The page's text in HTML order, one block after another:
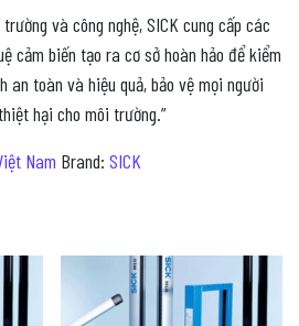
và công nghệ, SICK cung cấp các
cảm biến tạo ra cơ sở hoàn hảo để kiểm
toàn và hiệu quả, bảo vệ mọi người
hại cho môi trường.”
Nam Brand: SICK